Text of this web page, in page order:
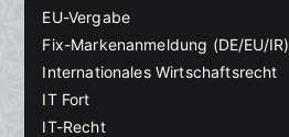
EU-Vergabe
Fix-Markenanmeldung (DE/EU/IR)
Internationales Wirtschaftsrecht
IT Fort
IT-Recht